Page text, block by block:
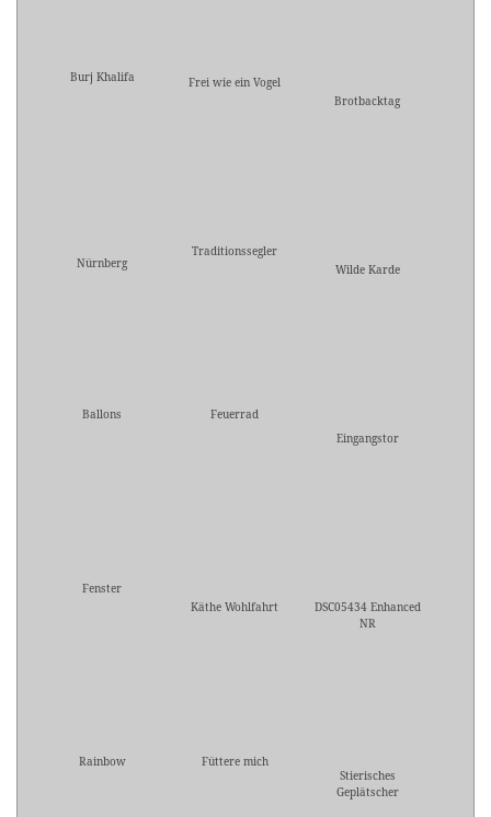
Burj Khalifa
Frei wie ein Vogel
Brotbacktag
Nürnberg
Traditionssegler
Wilde Karde
Ballons
Feuerrad
Eingangstor
Fenster
Käthe Wohlfahrt
DSC05434 Enhanced
NR
Rainbow
Füttere mich
Stierisches
Geplätscher